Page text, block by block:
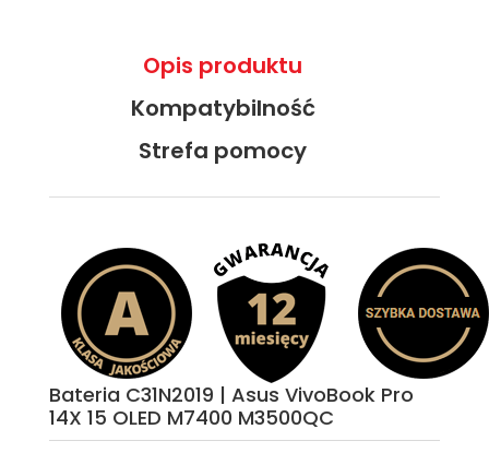
Opis produktu
Kompatybilność
Strefa pomocy
Bateria C31N2019 | Asus VivoBook Pro
14X 15 OLED M7400 M3500QC